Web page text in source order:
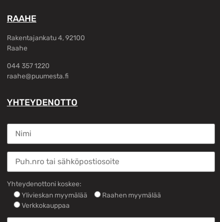
RAAHE
Rakentajankatu 4, 92100
Raahe
044 357 1220
raahe@puumesta.fi
YHTEYDENOTTO
Yhteydenottoni koskee:
Ylivieskan myymälää
Raahen myymälää
Verkkokauppaa